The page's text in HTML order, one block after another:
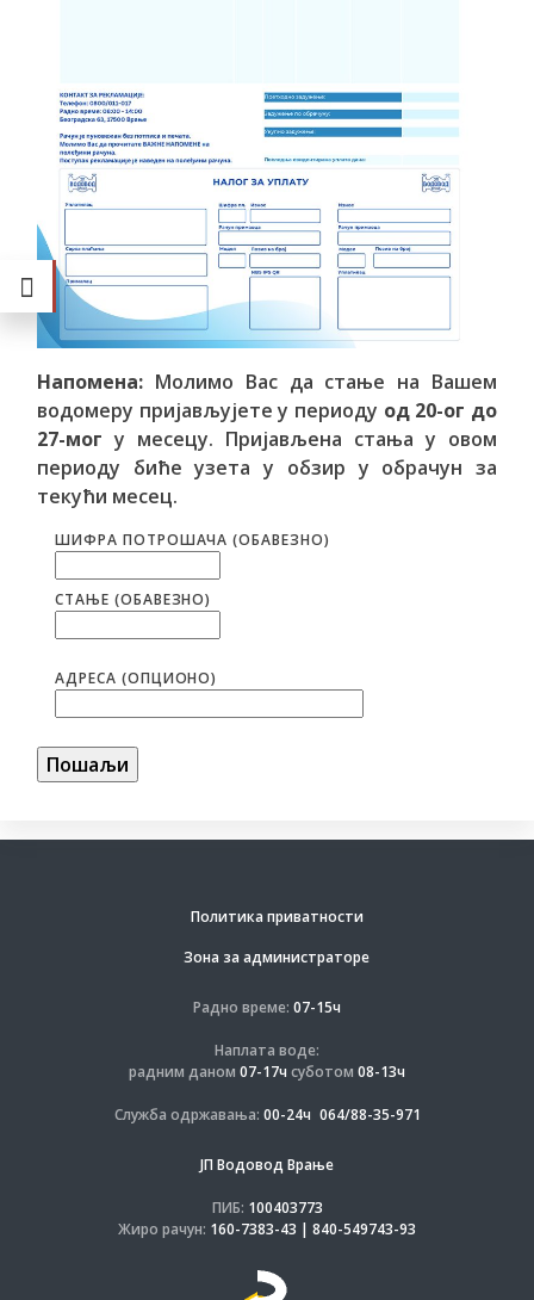
Напомена: Молимо Вас да стање на Вашем
водомеру пријављујете у периоду од 20-ог до
27-мог у месецу. Пријављена стања у овом
периоду биће узета у обзир у обрачун за
текући месец.
ШИФРА ПОТРОШАЧА (ОБАВЕЗНО)
СТАЊЕ (ОБАВЕЗНО)
АДРЕСА (ОПЦИОНО)
Политика приватности
Зона за администраторе
Радно време: 07-15ч
Наплата воде:
радним даном 07-17ч суботом 08-13ч
Служба одржавања: 00-24ч 064/88-35-971
ЈП Водовод Врање
ПИБ: 100403773
Жиро рачун: 160-7383-43 | 840-549743-93